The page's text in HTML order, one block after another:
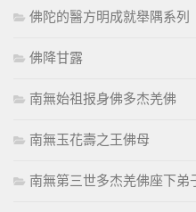
佛陀的醫方明成就舉隅系列
佛降甘露
南無始祖报身佛多杰羌佛
南無玉花壽之王佛母
南無第三世多杰羌佛座下弟